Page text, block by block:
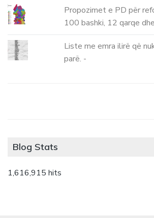
Propozimet e PD për
100 bashki, 12 qarqe
Liste me emra ilirë që
parë. -
Blog Stats
1,616,915 hits